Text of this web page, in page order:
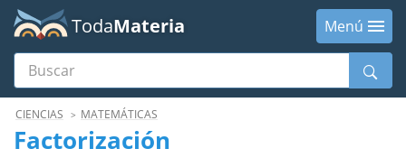
TodaMateria
Menú
Buscar
MenúCIENCIAS MATEMÁTICAS
Factorización